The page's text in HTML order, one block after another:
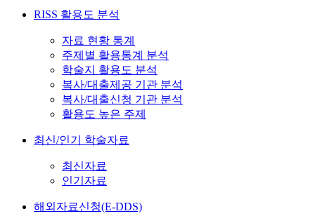
RISS 활용도 분석
자료 현황 통계
주제별 활용통계 분석
학술지 활용도 분석
복사/대출제공 기관 분석
복사/대출신청 기관 분석
활용도 높은 주제
최신/인기 학술자료
최신자료
인기자료
해외자료신청(E-DDS)